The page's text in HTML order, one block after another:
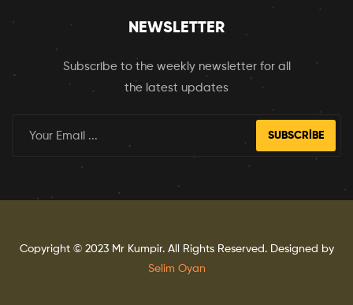
NEWSLETTER
Subscribe to the weekly newsletter for all
the latest updates
SUBSCRIBE
Copyright © 2023 Mr Kumpir. All Rights Reserved. Designed by
Selim Oyan